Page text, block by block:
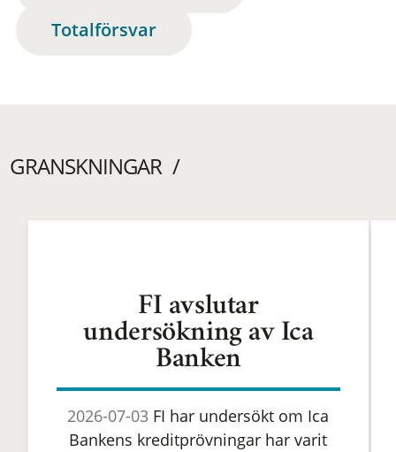
Totalförsvar
GRANSKNINGAR
FI avslutar
undersökning av Ica
Banken
2026-07-03 FI har undersökt om Ica
Bankens kreditprövningar har varit